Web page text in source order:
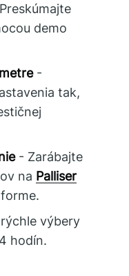
demo
-
tak,
- Zarábajte
na Palliser
výbery
hodín.